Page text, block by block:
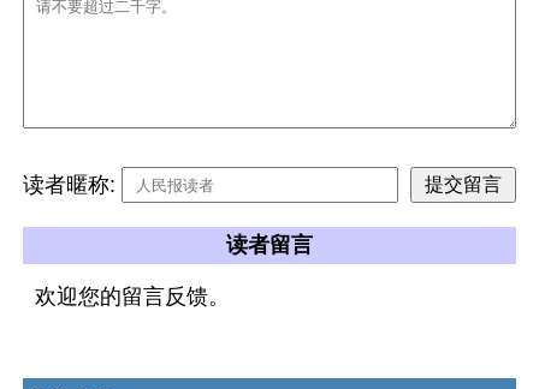
读者暱称:
读者留言
欢迎您的留言反馈。